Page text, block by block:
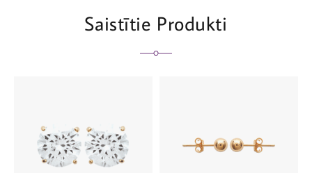
Saistītie Produkti